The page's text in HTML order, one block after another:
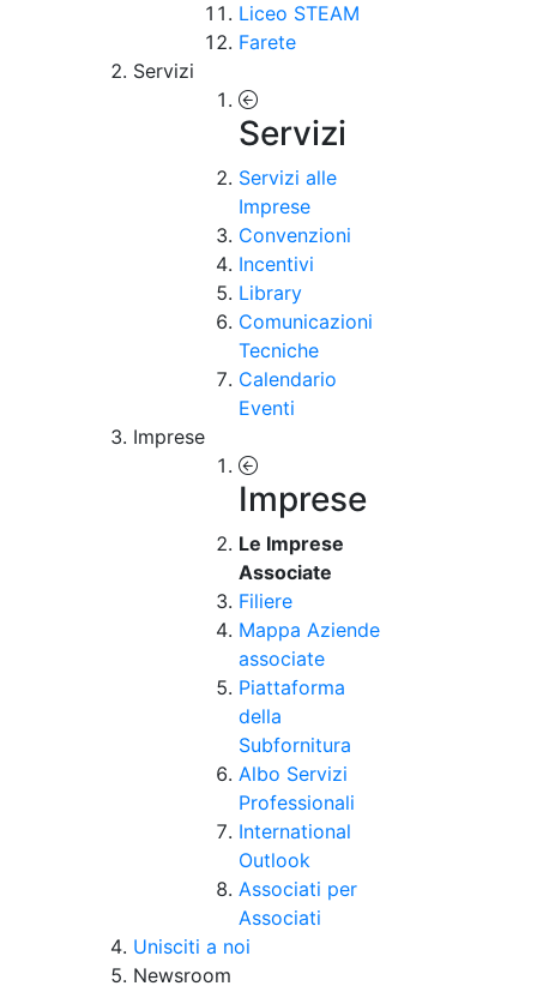
Liceo STEAM
Farete
Servizi
Servizi
Servizi alle
Imprese
Convenzioni
Incentivi
Library
Comunicazioni
Tecniche
Calendario
Eventi
Imprese
Imprese
Le Imprese
Associate
Filiere
Mappa Aziende
associate
Piattaforma
della
Subfornitura
Albo Servizi
Professionali
International
Outlook
Associati per
Associati
Unisciti a noi
Newsroom